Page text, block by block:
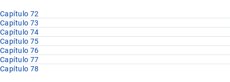
Capítulo 72
Capítulo 73
Capítulo 74
Capítulo 75
Capítulo 76
Capítulo 77
Capítulo 78